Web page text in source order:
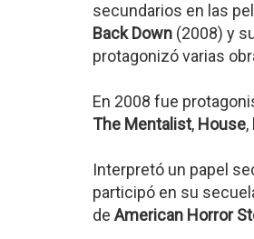
secundarios en las
Back Down (2008) y
protagonizó varias
En 2008 fue
The Mentalist, House,
Interpretó un papel
participó en su
de American Horror